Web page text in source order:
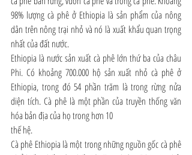
98% lượng cà phê ở Ethiopia là sản phẩm của nông
dân trên nông trại nhỏ và nó là xuất khẩu quan trọng
nhất của đất nước.
Ethiopia là nước sản xuất cà phê lớn thứ ba của châu
Phi. Có khoảng 700.000 hộ sản xuất nhỏ cà phê ở
Ethiopia, trong đó 54 phần trăm là trong rừng nửa
diện tích. Cà phê là một phần của truyền thống văn
hóa bản địa của họ trong hơn 10
thế hệ.
Cà phê Ethiopia là một trong những nguồn gốc cà phê